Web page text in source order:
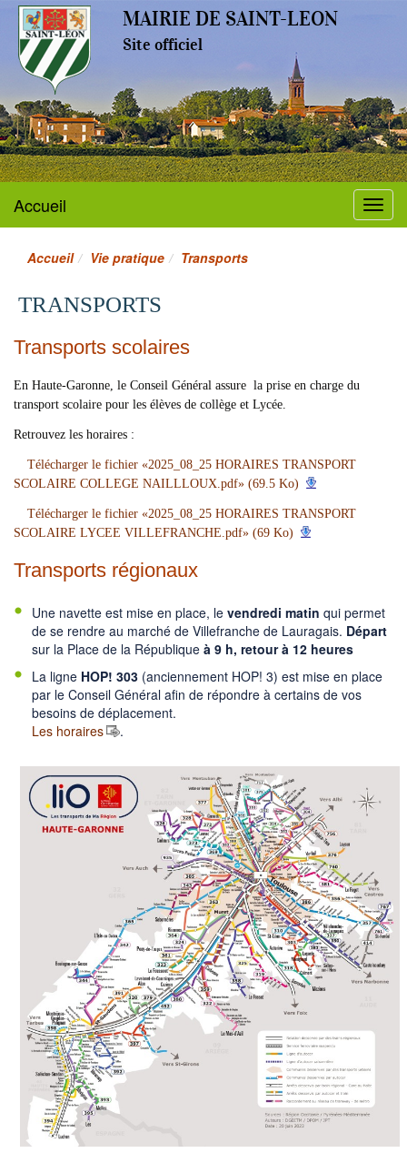
MAIRIE DE SAINT-LEON
Site officiel
Menu
Accueil
Accueil Vie pratique Transports
TRANSPORTS
Transports scolaires
En Haute-Garonne, le Conseil Général assure la prise en charge du
transport scolaire pour les élèves de collège et Lycée.
Retrouvez les horaires :
Télécharger le fichier «2025_08_25 HORAIRES TRANSPORT
SCOLAIRE COLLEGE NAILLLOUX.pdf» (69.5 Ko)
Télécharger le fichier «2025_08_25 HORAIRES TRANSPORT
SCOLAIRE LYCEE VILLEFRANCHE.pdf» (69 Ko)
Transports régionaux
Une navette est mise en place, le vendredi matin qui permet
de se rendre au marché de Villefranche de Lauragais. Départ
sur la Place de la République à 9 h, retour à 12 heures
La ligne HOP! 303 (anciennement HOP! 3) est mise en place
par le Conseil Général afin de répondre à certains de vos
besoins de déplacement.
Les horaires
.